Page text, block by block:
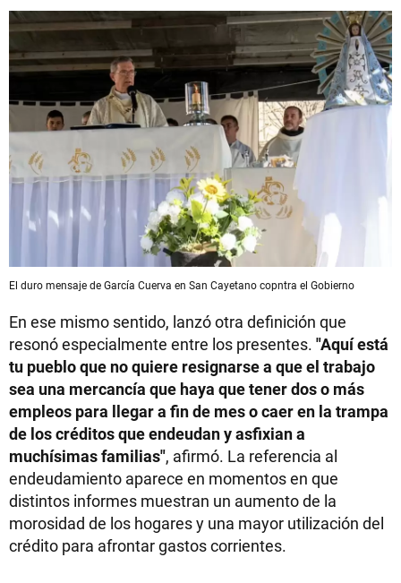
El duro mensaje de García Cuerva en San Cayetano copntra el Gobierno
En ese mismo sentido, lanzó otra definición que
resonó especialmente entre los presentes. "Aquí está
tu pueblo que no quiere resignarse a que el trabajo
sea una mercancía que haya que tener dos o más
empleos para llegar a fin de mes o caer en la trampa
de los créditos que endeudan y asfixian a
muchísimas familias", afirmó. La referencia al
endeudamiento aparece en momentos en que
distintos informes muestran un aumento de la
morosidad de los hogares y una mayor utilización del
crédito para afrontar gastos corrientes.